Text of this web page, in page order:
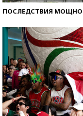
ПОСЛЕДСТВИЯ